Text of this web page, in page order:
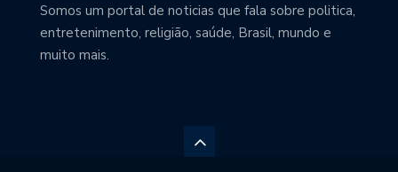
Somos um portal de noticias que fala sobre politica,
entretenimento, religião, saúde, Brasil, mundo e
muito mais.